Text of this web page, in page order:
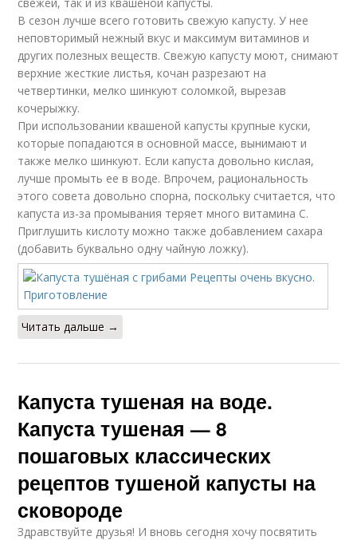
В сезон лучше всего готовить свежую капусту. У нее
неповторимый нежный вкус и максимум витаминов и
других полезных веществ. Свежую капусту моют, снимают
верхние жесткие листья, кочан разрезают на
четвертинки, мелко шинкуют соломкой, вырезав
кочерыжку.
При использовании квашеной капусты крупные куски,
которые попадаются в основной массе, вынимают и
также мелко шинкуют. Если капуста довольно кислая,
лучше промыть ее в воде. Впрочем, рациональность
этого совета довольно спорна, поскольку считается, что
капуста из-за промывания теряет много витамина С.
Приглушить кислоту можно также добавлением сахара
(добавить буквально одну чайную ложку).
Читать дальше →
Капуста тушеная на воде.
Капуста тушеная — 8
пошаговых классических
рецептов тушеной капусты на
сковороде
Здравствуйте друзья! И вновь сегодня хочу посвятить